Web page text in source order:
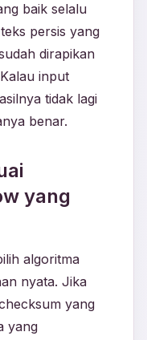
baik selalu
persis yang
dirapikan
input
tidak lagi
benar.
yang
algoritma
nyata. Jika
yang
yang